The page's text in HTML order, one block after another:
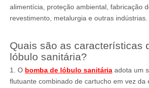
alimentícia, proteção ambiental, fabricação
revestimento, metalurgia e outras indústrias.
Quais são as características
lóbulo sanitária?
1. O bomba de lóbulo sanitária adota um
flutuante combinado de cartucho em vez da